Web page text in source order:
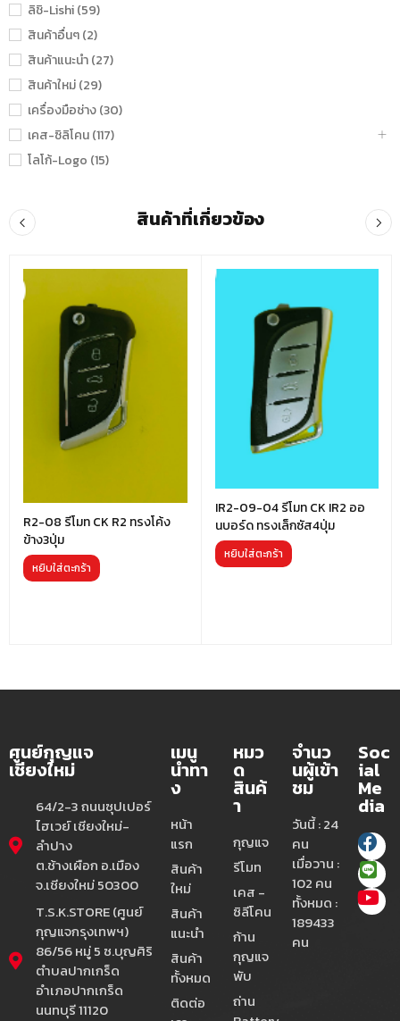
ลิชิ-Lishi (59)
สินค้าอื่นๆ (2)
สินค้าแนะนำ (27)
สินค้าใหม่ (29)
เครื่องมือช่าง (30)
เคส-ซิลิโคน (117)
โลโก้-Logo (15)
สินค้าที่เกี่ยวข้อง
R2-08 รีโมท CK R2 ทรงโค้ง
ข้าง3ปุ่ม
หยิบใส่ตะกร้า
IR2-09-04 รีโมท CK IR2 ออ
นบอร์ด ทรงเล็กซัส4ปุ่ม
หยิบใส่ตะกร้า
ศูนย์กุญแจ
เชียงใหม่
64/2-3 ถนนซุปเปอร์
ไฮเวย์ เชียงใหม่-
ลำปาง
ต.ช้างเผือก อ.เมือง
จ.เชียงใหม่ 50300
T.S.K.STORE (ศูนย์
กุญแจกรุงเทพฯ)
86/56 หมู่ 5 ซ.บุญศิริ
ตำบลปากเกร็ด
อำเภอปากเกร็ด
นนทบุรี 11120
เมนู
นำทา
ง
หน้า
แรก
สินค้า
ใหม่
สินค้า
แนะนำ
สินค้า
ทั้งหมด
ติดต่อ
หมว
ด
สินค้
า
กุญแจ
รีโมท
เคส -
ซิลีโคน
ก้าน
กุญแจ
พับ
ถ่าน
จำนว
นผู้เข้า
ชม
วันนี้ : 24
คน
เมื่อวาน :
102 คน
ทั้งหมด :
189433
คน
Soc
ial
Me
dia